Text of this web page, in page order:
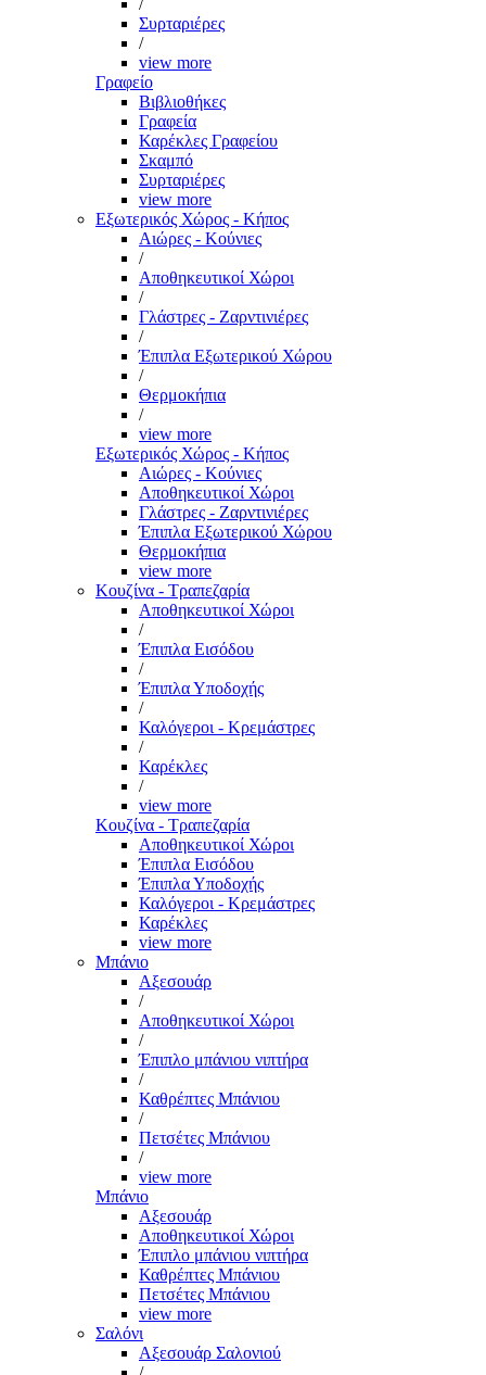
/
Συρταριέρες
/
view more
Γραφείο
Βιβλιοθήκες
Γραφεία
Καρέκλες Γραφείου
Σκαμπό
Συρταριέρες
view more
Εξωτερικός Χώρος - Κήπος
Αιώρες - Κούνιες
/
Αποθηκευτικοί Χώροι
/
Γλάστρες - Ζαρντινιέρες
/
Έπιπλα Εξωτερικού Χώρου
/
Θερμοκήπια
/
view more
Εξωτερικός Χώρος - Κήπος
Αιώρες - Κούνιες
Αποθηκευτικοί Χώροι
Γλάστρες - Ζαρντινιέρες
Έπιπλα Εξωτερικού Χώρου
Θερμοκήπια
view more
Κουζίνα - Τραπεζαρία
Αποθηκευτικοί Χώροι
/
Έπιπλα Εισόδου
/
Έπιπλα Υποδοχής
/
Καλόγεροι - Κρεμάστρες
/
Καρέκλες
/
view more
Κουζίνα - Τραπεζαρία
Αποθηκευτικοί Χώροι
Έπιπλα Εισόδου
Έπιπλα Υποδοχής
Καλόγεροι - Κρεμάστρες
Καρέκλες
view more
Μπάνιο
Αξεσουάρ
/
Αποθηκευτικοί Χώροι
/
Έπιπλο μπάνιου νιπτήρα
/
Καθρέπτες Μπάνιου
/
Πετσέτες Μπάνιου
/
view more
Μπάνιο
Αξεσουάρ
Αποθηκευτικοί Χώροι
Έπιπλο μπάνιου νιπτήρα
Καθρέπτες Μπάνιου
Πετσέτες Μπάνιου
view more
Σαλόνι
Αξεσουάρ Σαλονιού